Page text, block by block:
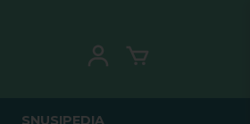
SNUSIPEDIA